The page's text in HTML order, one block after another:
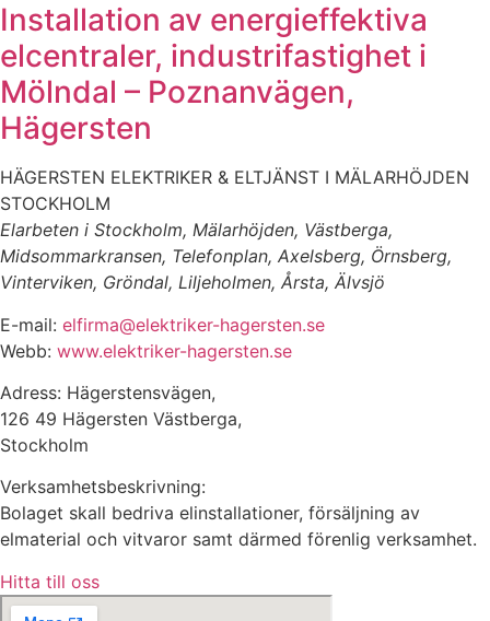
Installation av energieffektiva
elcentraler, industrifastighet i
Mölndal – Poznanvägen,
Hägersten
HÄGERSTEN ELEKTRIKER & ELTJÄNST I MÄLARHÖJDEN
STOCKHOLM
Elarbeten i Stockholm, Mälarhöjden, Västberga,
Midsommarkransen, Telefonplan, Axelsberg, Örnsberg,
Vinterviken, Gröndal, Liljeholmen, Årsta, Älvsjö
E-mail: elfirma@elektriker-hagersten.se
Webb: www.elektriker-hagersten.se
Adress: Hägerstensvägen,
126 49 Hägersten Västberga,
Stockholm
Verksamhetsbeskrivning:
Bolaget skall bedriva elinstallationer, försäljning av
elmaterial och vitvaror samt därmed förenlig verksamhet.
Hitta till oss